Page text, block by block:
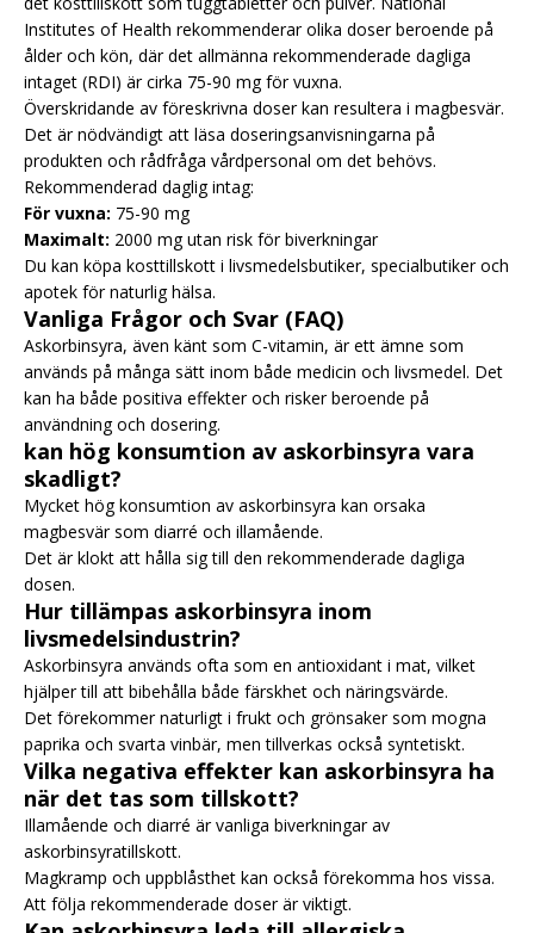
Institutes of Health rekommenderar olika doser beroende på
ålder och kön, där det allmänna rekommenderade dagliga
intaget (RDI) är cirka 75-90 mg för vuxna.
Överskridande av föreskrivna doser kan resultera i magbesvär.
Det är nödvändigt att läsa doseringsanvisningarna på
produkten och rådfråga vårdpersonal om det behövs.
Rekommenderad daglig intag:
För vuxna: 75-90 mg
Maximalt: 2000 mg utan risk för biverkningar
Du kan köpa kosttillskott i livsmedelsbutiker, specialbutiker och
apotek för naturlig hälsa.
Vanliga Frågor och Svar (FAQ)
Askorbinsyra, även känt som C-vitamin, är ett ämne som
används på många sätt inom både medicin och livsmedel. Det
kan ha både positiva effekter och risker beroende på
användning och dosering.
kan hög konsumtion av askorbinsyra vara
skadligt?
Mycket hög konsumtion av askorbinsyra kan orsaka
magbesvär som diarré och illamående.
Det är klokt att hålla sig till den rekommenderade dagliga
dosen.
Hur tillämpas askorbinsyra inom
livsmedelsindustrin?
Askorbinsyra används ofta som en antioxidant i mat, vilket
hjälper till att bibehålla både färskhet och näringsvärde.
Det förekommer naturligt i frukt och grönsaker som mogna
paprika och svarta vinbär, men tillverkas också syntetiskt.
Vilka negativa effekter kan askorbinsyra ha
när det tas som tillskott?
Illamående och diarré är vanliga biverkningar av
askorbinsyratillskott.
Magkramp och uppblåsthet kan också förekomma hos vissa.
Att följa rekommenderade doser är viktigt.